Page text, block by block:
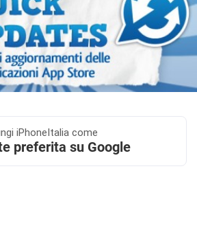
iPhoneItalia come
preferita su Google